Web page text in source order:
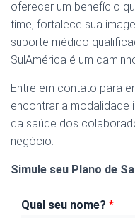
oferecer um benefício
time, fortalece sua
suporte médico
SulAmérica é um
Entre em contato para
encontrar a modalidade
da saúde dos
negócio.
Simule seu Plano de
Qual seu nome? *